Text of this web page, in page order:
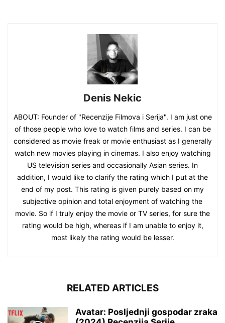
Denis Nekic
ABOUT: Founder of "Recenzije Filmova i Serija". I am just one
of those people who love to watch films and series. I can be
considered as movie freak or movie enthusiast as I generally
watch new movies playing in cinemas. I also enjoy watching
US television series and occasionally Asian series. In
addition, I would like to clarify the rating which I put at the
end of my post. This rating is given purely based on my
subjective opinion and total enjoyment of watching the
movie. So if I truly enjoy the movie or TV series, for sure the
rating would be high, whereas if I am unable to enjoy it,
most likely the rating would be lesser.
RELATED ARTICLES
Avatar: Posljednji gospodar zraka